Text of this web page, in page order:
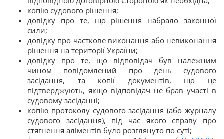
копію судового рішення;
довідку про те, що рішення набрало законної
сили;
довідку про часткове виконання або невиконання
рішення на території України;
довідку про те, що відповідач був належним
чином повідомлений про день судового
засідання, та копії документів, що це
підтверджують, якщо відповідач не брав участі в
судовому засіданні;
копію протоколу судового засідання (або журналу
судового засідання), під час якого справу про
стягнення аліментів було розглянуто по суті;